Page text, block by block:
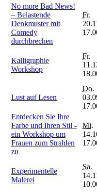
No more Bad News!
– Belastende
Denkmuster mit
Comedy
durchbrechen
Fr.
Kalligraphie
Workshop
Fr.
Lust auf Lesen
Do.
Entdecken Sie Ihre
Farbe und Ihren Stil -
ein Workshop um
Frauen zum Strahlen
zu
Mi.
Experimentelle
Malerei
Sa.